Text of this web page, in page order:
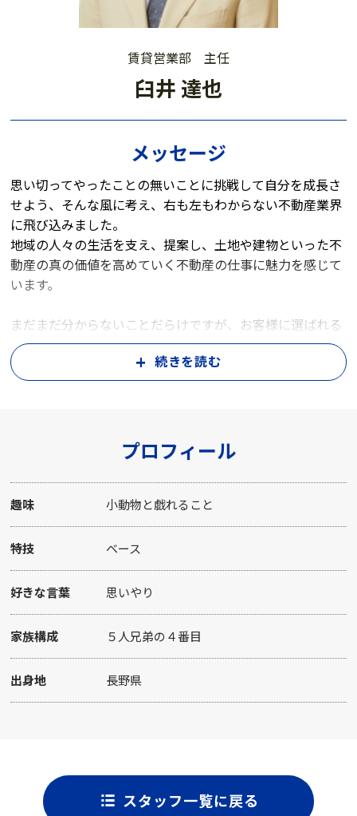
賃貸営業部 主任
臼井 達也
メッセージ
思い切ってやったことの無いことに挑戦して自分を成長さ
せよう、そんな風に考え、右も左もわからない不動産業界
に飛び込みました。
地域の人々の生活を支え、提案し、土地や建物といった不
動産の真の価値を高めていく不動産の仕事に魅力を感じて
います。
まだまだ分からないことだらけですが、お客様に選ばれる
営業マンを目指し、日々頑張っていきたいと思います。
代々木上原にお越しの際は是非当社のご利用を心よりお待
続きを読む
プロフィール
趣味 小動物と戯れること
特技 ベース
好きな言葉 思いやり
家族構成 ５人兄弟の４番目
出身地 長野県
スタッフ一覧に戻る